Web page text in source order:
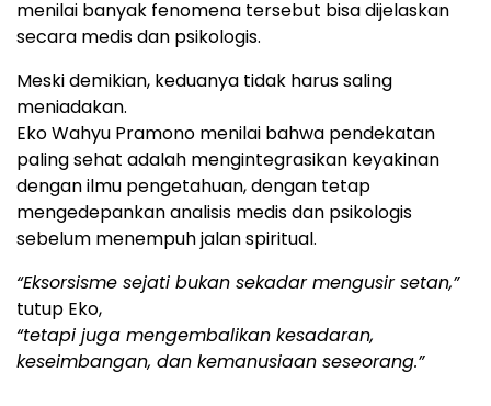
menilai banyak fenomena tersebut bisa dijelaskan
secara medis dan psikologis.
Meski demikian, keduanya tidak harus saling
meniadakan.
Eko Wahyu Pramono menilai bahwa pendekatan
paling sehat adalah mengintegrasikan keyakinan
dengan ilmu pengetahuan, dengan tetap
mengedepankan analisis medis dan psikologis
sebelum menempuh jalan spiritual.
“Eksorsisme sejati bukan sekadar mengusir setan,”
tutup Eko,
“tetapi juga mengembalikan kesadaran,
keseimbangan, dan kemanusiaan seseorang.”